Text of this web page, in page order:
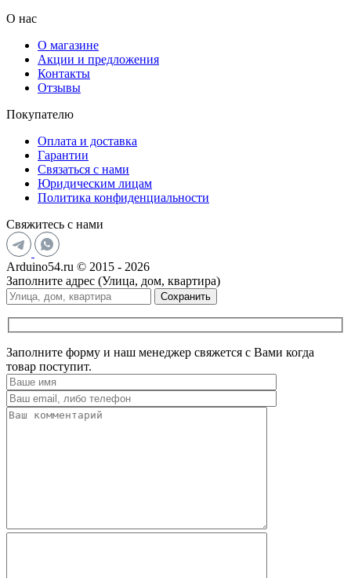
О нас
О магазине
Акции и предложения
Контакты
Отзывы
Покупателю
Оплата и доставка
Гарантии
Связаться с нами
Юридическим лицам
Политика конфиденциальности
Свяжитесь с нами
Arduino54.ru © 2015 - 2026
Заполните адрес (Улица, дом, квартира)
Сохранить
Заполните форму и наш менеджер свяжется с Вами когда
товар поступит.